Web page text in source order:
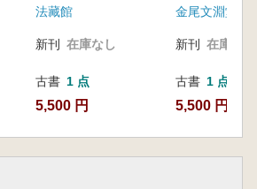
法藏館
新刊 在庫なし
古書 1 点
5,500 円
金尾文淵堂
新刊 在庫なし
古書 1 点
5,500 円